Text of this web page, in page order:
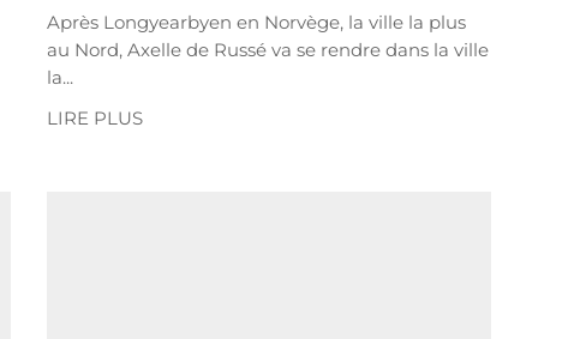
Après Longyearbyen en Norvège, la ville la plus
au Nord, Axelle de Russé va se rendre dans la ville
la...
LIRE PLUS